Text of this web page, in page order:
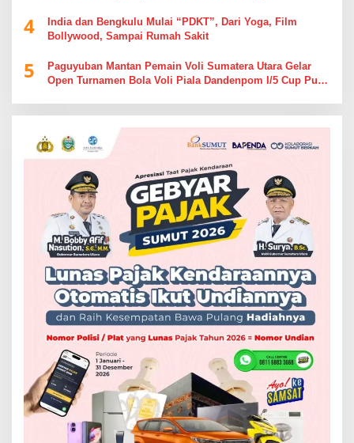
4
India dan Bengkulu Mulai “PDKT”, Dari Yoga, Film
Bollywood, Sampai Rumah Sakit
5
Paguyuban Mantan Pemain Voli Sumatera Utara Gelar
Open Turnamen Bola Voli Piala Dandenpom I/5 Cup Putra